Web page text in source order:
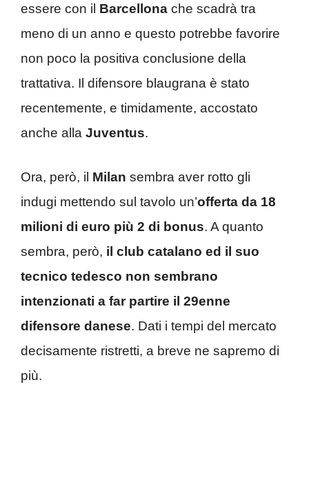
essere con il Barcellona che scadrà tra
meno di un anno e questo potrebbe favorire
non poco la positiva conclusione della
trattativa. Il difensore blaugrana è stato
recentemente, e timidamente, accostato
anche alla Juventus.
Ora, però, il Milan sembra aver rotto gli
indugi mettendo sul tavolo un’offerta da 18
milioni di euro più 2 di bonus. A quanto
sembra, però, il club catalano ed il suo
tecnico tedesco non sembrano
intenzionati a far partire il 29enne
difensore danese. Dati i tempi del mercato
decisamente ristretti, a breve ne sapremo di
più.